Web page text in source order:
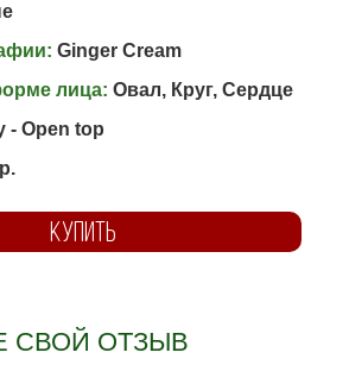
Ginger Cream
лица: Овал, Круг, Сердце
- Open top
КУПИТЬ
СВОЙ ОТЗЫВ